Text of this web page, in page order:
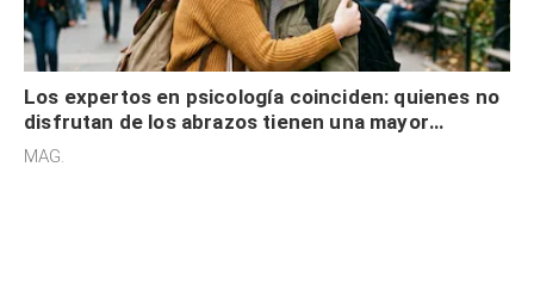
Los expertos en psicología coinciden: quienes no
disfrutan de los abrazos tienen una mayor
sensibilidad a los estímulos físicos y no es por
MAG.